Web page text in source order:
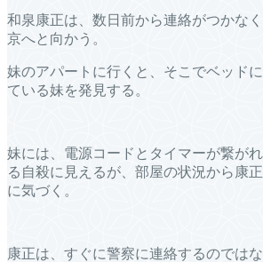
和泉康正は、数日前から連絡がつかな
京へと向かう。
妹のアパートに行くと、そこでベッド
ている妹を発見する。
妹には、電源コードとタイマーが繋が
る自殺に見えるが、部屋の状況から康
に気づく。
康正は、すぐに警察に連絡するのでは